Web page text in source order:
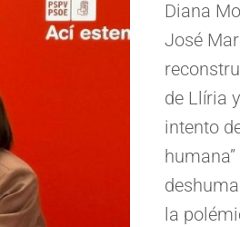
Diana
José
de Llíria
intento
la